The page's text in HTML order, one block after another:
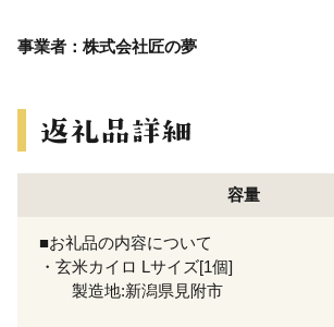
事業者：株式会社匠の夢
容量
■お礼品の内容について
・玄米カイロ Lサイズ[1個]
製造地:新潟県見附市